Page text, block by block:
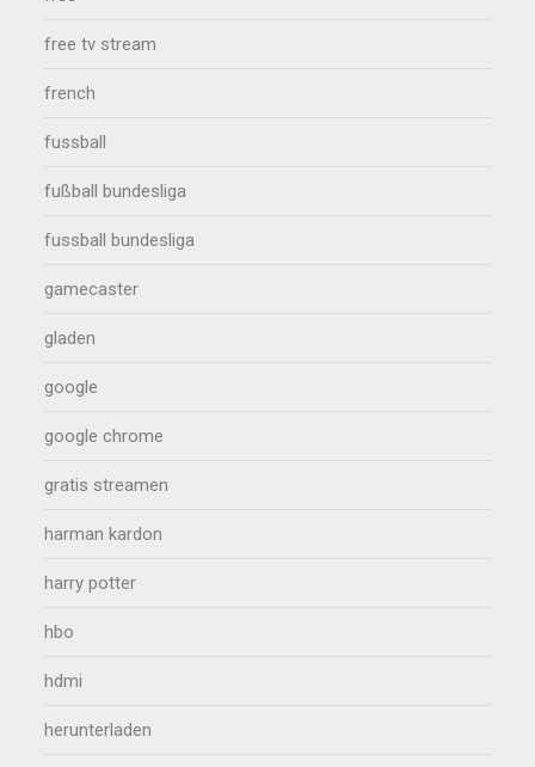
free tv stream
french
fussball
fußball bundesliga
fussball bundesliga
gamecaster
gladen
google
google chrome
gratis streamen
harman kardon
harry potter
hbo
hdmi
herunterladen